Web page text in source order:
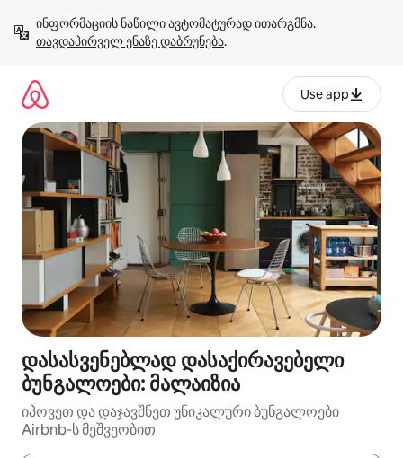
გადასვლა
თავდაპირველ ენაზე დაბრუნება.
Use app
დასასვენებლად დასაქირავებელი
ბუნგალოები: მალაიზია
იპოვეთ და დაჯავშნეთ უნიკალური ბუნგალოები
Airbnb‑ს მეშვეობით